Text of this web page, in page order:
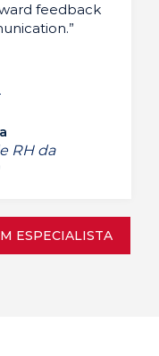
feedback
RH da
ESPECIALISTA